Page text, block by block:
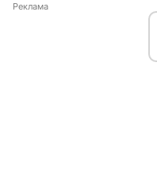
Реклама